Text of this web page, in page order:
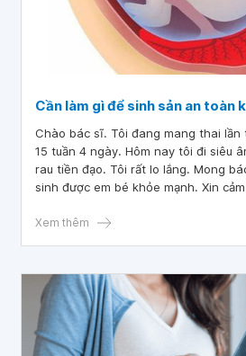
Cần làm gì để sinh sản an toàn
Chào bác sĩ. Tôi đang mang thai
15 tuần 4 ngày. Hôm nay tôi đi siêu
rau tiền đạo. Tôi rất lo lắng. Mong
sinh được em bé khỏe mạnh. Xin
Xem thêm